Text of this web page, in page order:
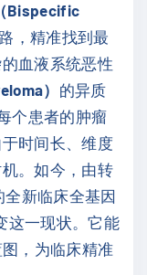
Bispecific
，精准找到最
血液系统恶性
） 的异质
个患者的肿瘤
时间长、维度
。如今，由转
全新临床全基因
这一现状。它能
，为临床精准